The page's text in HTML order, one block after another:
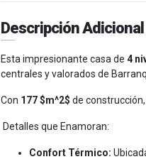
Descripción Adicional
Esta impresionante casa de 4
centrales y valorados de
Con 177 $m^2$ de
Detalles que Enamoran:
Confort Térmico: